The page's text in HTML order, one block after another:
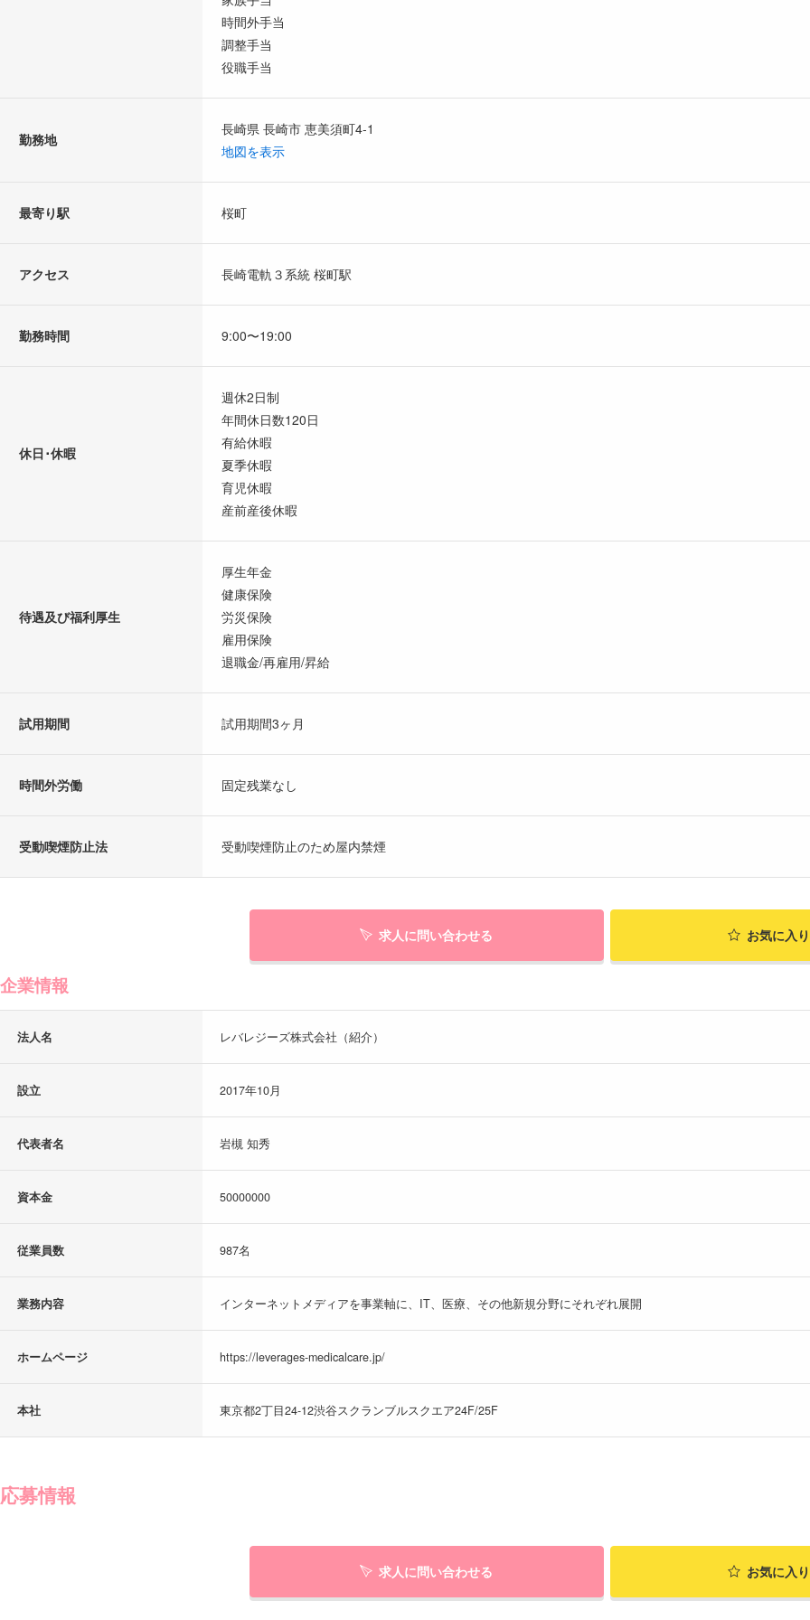
時間外手当
調整手当
役職手当
勤務地
長崎県 長崎市 恵美須町4-1
地図を表示
最寄り駅 桜町
アクセス 長崎電軌３系統 桜町駅
勤務時間 9:00〜19:00
休日･休暇
週休2日制
年間休日数120日
有給休暇
夏季休暇
育児休暇
産前産後休暇
待遇及び福利厚生
厚生年金
健康保険
労災保険
雇用保険
退職金/再雇用/昇給
試用期間 試用期間3ヶ月
時間外労働 固定残業なし
受動喫煙防止法 受動喫煙防止のため屋内禁煙
求人に問い合わせる お気に入
企業情報
法人名 レバレジーズ株式会社（紹介）
設立 2017年10月
代表者名 岩槻 知秀
資本金 50000000
従業員数 987名
業務内容 インターネットメディアを事業軸に、IT、医療、その他新規分野にそれぞれ展開
ホームページ https://leverages-medicalcare.jp/
本社 東京都2丁目24-12渋谷スクランブルスクエア24F/25F
応募情報
求人に問い合わせる お気に入